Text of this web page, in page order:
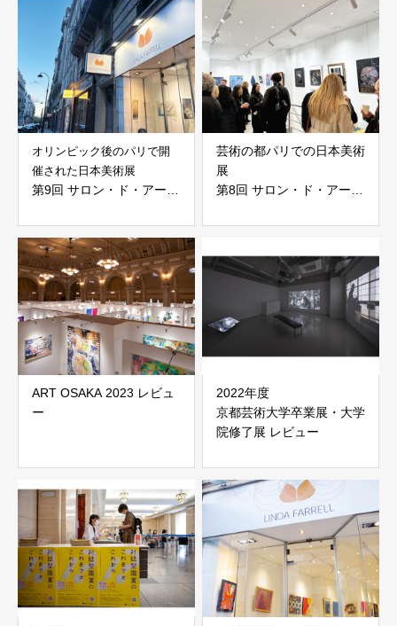
オリンピック後のパリで開
催された日本美術展
第9回 サロン・ド・アー
芸術の都パリでの日本美術
展
第8回 サロン・ド・アー
ART OSAKA 2023 レビュ
ー
2022年度
京都芸術大学卒業展・大学
院修了展 レビュー